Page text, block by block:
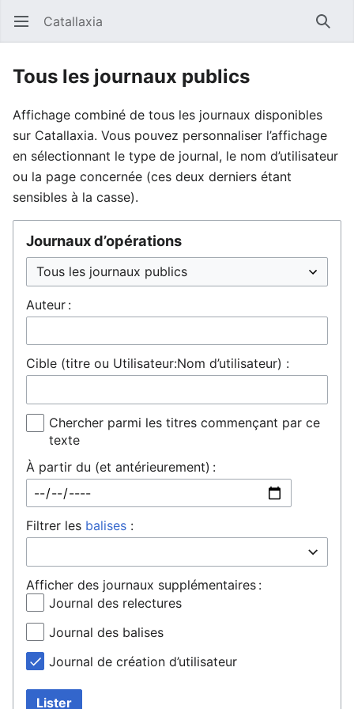
Ouvrir le menu principal Catallaxia
Tous les journaux publics
Affichage combiné de tous les journaux disponibles
sur Catallaxia. Vous pouvez personnaliser l’affichage
en sélectionnant le type de journal, le nom d’utilisateur
ou la page concernée (ces deux derniers étant
sensibles à la casse).
Journaux d’opérations
Auteur :
Cible (titre ou Utilisateur:Nom d’utilisateur) :
Chercher parmi les titres commençant par ce
texte
À partir du (et antérieurement) :
Filtrer les balises :
Afficher des journaux supplémentaires :
Journal des relectures
Journal des balises
Journal de création d’utilisateur
Lister